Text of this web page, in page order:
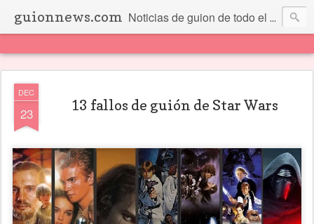
guionnews.com Noticias de guion de todo el mundo... Y más.
DEC
23 13 fallos de guión de Star Wars